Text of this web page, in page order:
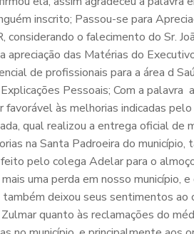
inscrito; Passou-se para
o falecimento do Sr.
apreciação das Matérias do
de profissionais para a área d
Pessoais; Com a palavra
às melhorias indicadas
qual realizou a entrega oficial de
na Santa Padroeira do município,
pelo colega Adelar para o
uma perda em nosso
deixou seus sentimentos
quanto às reclamações do